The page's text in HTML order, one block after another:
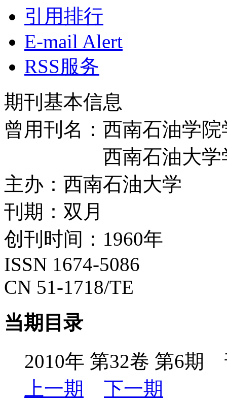
引用排行
E-mail Alert
RSS服务
期刊基本信息
曾用刊名：西南石油学院
西南石油大学
主办：西南石油大学
刊期：双月
创刊时间：1960年
ISSN 1674-5086
CN 51-1718/TE
当期目录
2010年 第32卷 第6期
上一期
下一期